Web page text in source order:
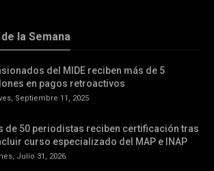
la Semana
del MIDE reciben más de 5
en pagos retroactivos
Septiembre 11, 2025
de 50 periodistas reciben certificación tras
curso especializado del MAP e INAP
Julio 31, 2026